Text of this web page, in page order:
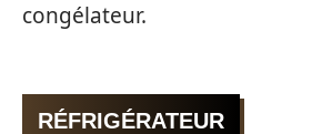
congélateur.
RÉFRIGÉRATEUR